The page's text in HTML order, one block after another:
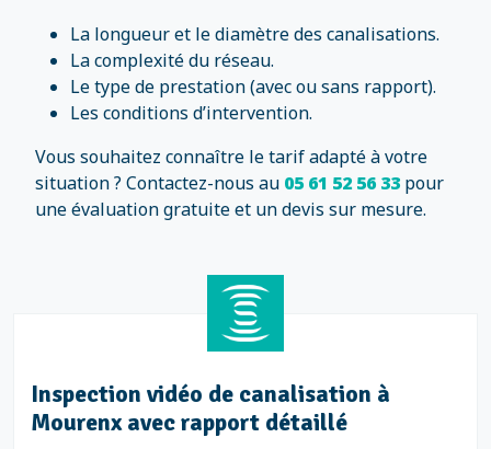
La longueur et le diamètre des canalisations.
La complexité du réseau.
Le type de prestation (avec ou sans rapport).
Les conditions d’intervention.
Vous souhaitez connaître le tarif adapté à votre
situation ? Contactez-nous au 05 61 52 56 33 pour
une évaluation gratuite et un devis sur mesure.
Inspection vidéo de canalisation à
Mourenx avec rapport détaillé